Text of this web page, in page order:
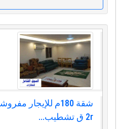
2r ق تشطيب...